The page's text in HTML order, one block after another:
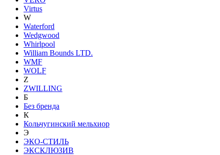
Virtus
W
Waterford
Wedgwood
Whirlpool
William Bounds LTD.
WMF
WOLF
Z
ZWILLING
Б
Без бренда
К
Кольчугинский мельхиор
Э
ЭКО-СТИЛЬ
ЭКСКЛЮЗИВ